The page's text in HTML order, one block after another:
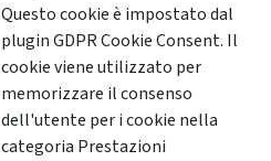
Questo cookie è impostato dal
plugin GDPR Cookie Consent. Il
cookie viene utilizzato per
memorizzare il consenso
dell'utente per i cookie nella
categoria Prestazioni